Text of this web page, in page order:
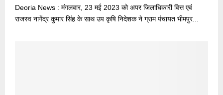
Deoria News : मंगलवार, 23 मई 2023 को अपर जिलाधिकारी वित्त एवं
राजस्व नागेंद्र कुमार सिंह के साथ उप कृषि निदेशक ने ग्राम पंचायत भीमपुर...